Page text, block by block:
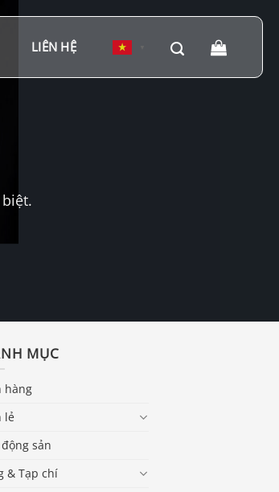
LIÊN HỆ
MỤC
hàng
lẻ
sản
& Tạp chí